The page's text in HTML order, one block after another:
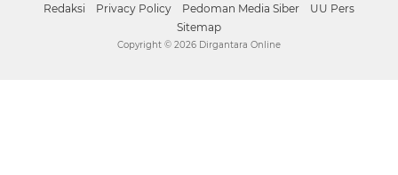
Redaksi Privacy Policy Pedoman Media Siber
UU Pers
Sitemap
Copyright © 2026 Dirgantara Online